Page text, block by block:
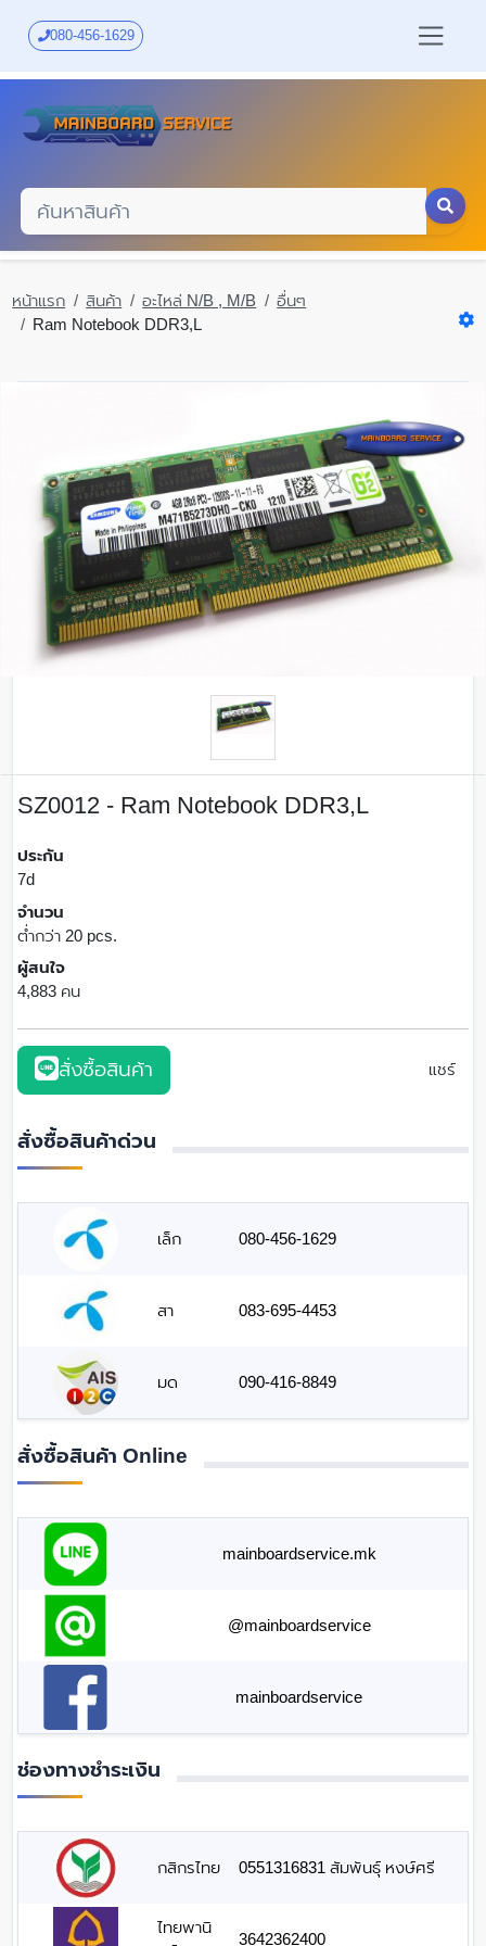
content
080-456-1629
หน้าแรก สินค้า อะไหล่ N/B , M/B
อื่นๆ
Ram Notebook DDR3,L
SZ0012 - Ram Notebook DDR3,L
ประกัน
7d
จำนวน
ต่ำกว่า 20 pcs.
ผู้สนใจ
4,883 คน
สั่งซื้อสินค้า แชร์
สั่งซื้อสินค้าด่วน
เล็ก 080-456-1629
สา 083-695-4453
มด 090-416-8849
สั่งซื้อสินค้า Online
mainboardservice.mk
@mainboardservice
mainboardservice
ช่องทางชำระเงิน
กสิกรไทย 0551316831 สัมพันธุ์ หงษ์ศรี
ไทยพานิ
3642362400